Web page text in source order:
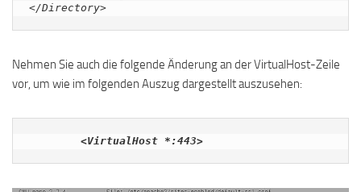
</Directory>
Nehmen Sie auch die folgende Änderung an der VirtualHost-Zeile
vor, um wie im folgenden Auszug dargestellt auszusehen:
<VirtualHost *:443>